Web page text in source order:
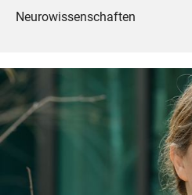
Neurowissenschaften